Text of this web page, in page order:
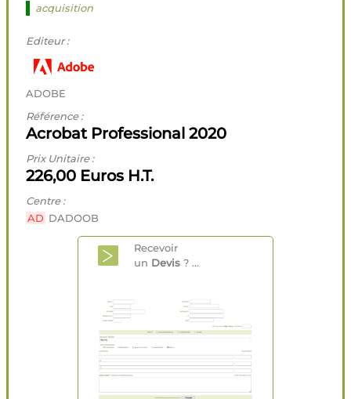
acquisition
Editeur :
ADOBE
Référence :
Acrobat Professional 2020
Prix Unitaire :
226,00 Euros H.T.
Centre :
AD DADOOB
Recevoir
un Devis ? ...